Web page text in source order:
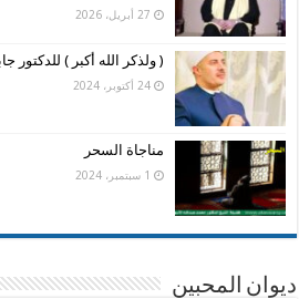
27 أبريل، 2026
( ولذكر الله أكبر ) للدكتور
24 أكتوبر، 2024
مناجاة السحر
1 سبتمبر، 2024
ديوان المحبين